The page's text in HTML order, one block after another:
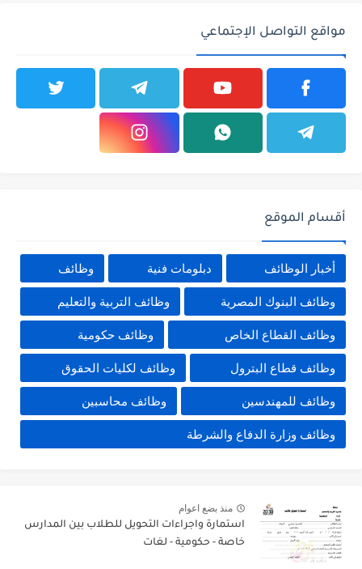
مواقع التواصل الإجتماعي
أقسام الموقع
أخبار الوظائف دبلومات فنية وظائف
وظائف البنوك المصرية وظائف التربية والتعليم
وظائف القطاع الخاص وظائف حكومية
وظائف قطاع البترول وظائف لكليات الحقوق
وظائف للمهندسين وظائف محاسبين
وظائف وزارة الدفاع والشرطة
منذ بضع اعوام
استمارة واجراءات التحويل للطلاب بين المدارس
خاصة - حكومية - لغات